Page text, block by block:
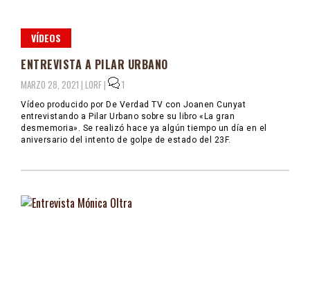
VÍDEOS
ENTREVISTA A PILAR URBANO
MARZO 28, 2021 | LORF| 1
Vídeo producido por De Verdad TV con Joanen Cunyat
entrevistando a Pilar Urbano sobre su libro «La gran
desmemoria». Se realizó hace ya algún tiempo un día en el
aniversario del intento de golpe de estado del 23F.